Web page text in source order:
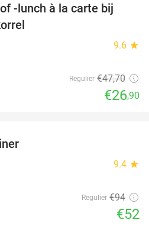
44%
-lunch à la carte bij
9.6 star
Regulier €47,70
€26,90
9.4 star
Regulier €94
€52